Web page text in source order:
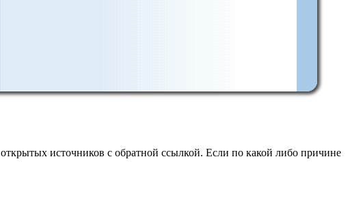
источников с обратной ссылкой. Если по какой либо причине